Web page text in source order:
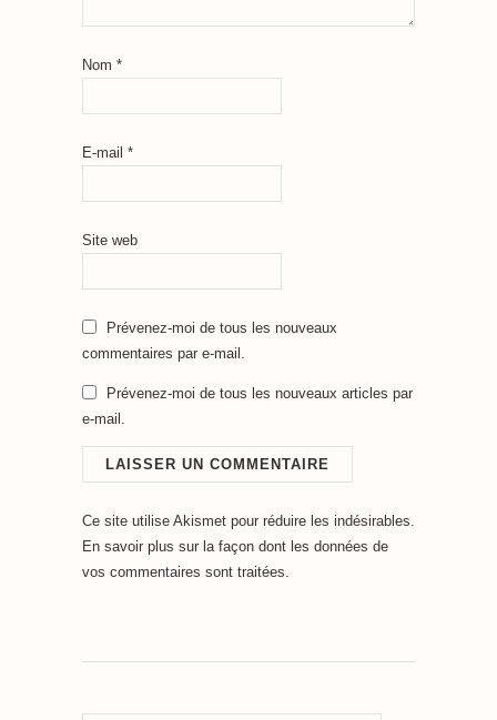
Nom *
E-mail *
Site web
Prévenez-moi de tous les nouveaux
commentaires par e-mail.
Prévenez-moi de tous les nouveaux articles par
e-mail.
Ce site utilise Akismet pour réduire les indésirables.
En savoir plus sur la façon dont les données de
vos commentaires sont traitées